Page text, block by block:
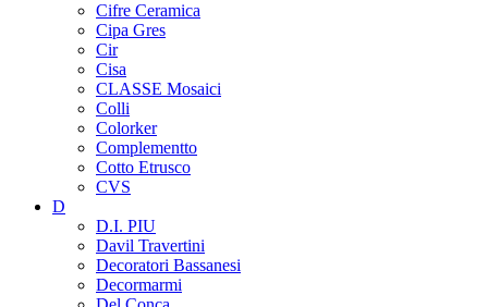
Cifre Ceramica
Cipa Gres
Cir
Cisa
CLASSE Mosaici
Colli
Colorker
Complementto
Cotto Etrusco
CVS
D
D.I. PIU
Davil Travertini
Decoratori Bassanesi
Decormarmi